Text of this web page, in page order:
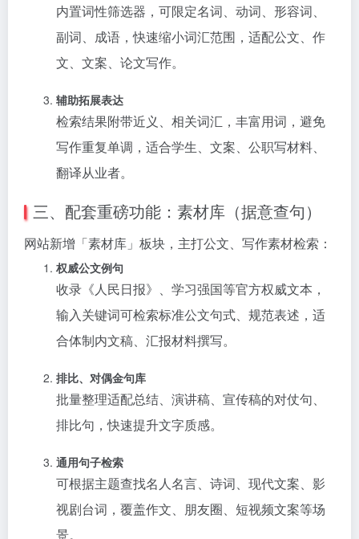
内置词性筛选器，可限定名词、动词、形容词、
副词、成语，快速缩小词汇范围，适配公文、作
文、文案、论文写作。
辅助拓展表达
检索结果附带近义、相关词汇，丰富用词，避免
写作重复单调，适合学生、文案、公职写材料、
翻译从业者。
三、配套重磅功能：素材库（据意查句）
网站新增「素材库」板块，主打公文、写作素材检索：
权威公文例句
收录《人民日报》、学习强国等官方权威文本，
输入关键词可检索标准公文句式、规范表述，适
合体制内文稿、汇报材料撰写。
排比、对偶金句库
批量整理适配总结、演讲稿、宣传稿的对仗句、
排比句，快速提升文字质感。
通用句子检索
可根据主题查找名人名言、诗词、现代文案、影
视剧台词，覆盖作文、朋友圈、短视频文案等场
景。